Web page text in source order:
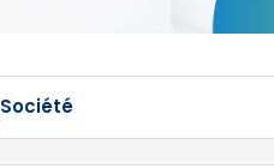
Société